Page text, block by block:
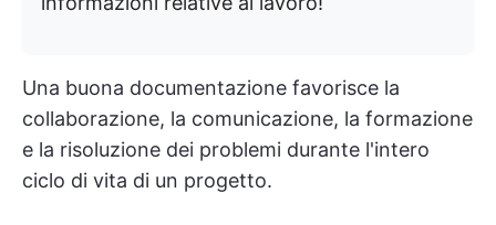
Una buona documentazione favorisce la
collaborazione, la comunicazione, la formazione
e la risoluzione dei problemi durante l'intero
ciclo di vita di un progetto.